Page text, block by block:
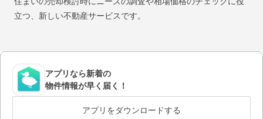
立つ、新しい不動産サービスです。
アプリなら新着の
物件情報が早く届く！
アプリをダウンロードする